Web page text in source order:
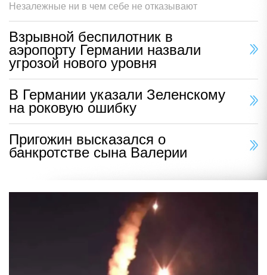
Незалежные ни в чем себе не отказывают
Взрывной беспилотник в
аэропорту Германии назвали
угрозой нового уровня
В Германии указали Зеленскому
на роковую ошибку
Пригожин высказался о
банкротстве сына Валерии